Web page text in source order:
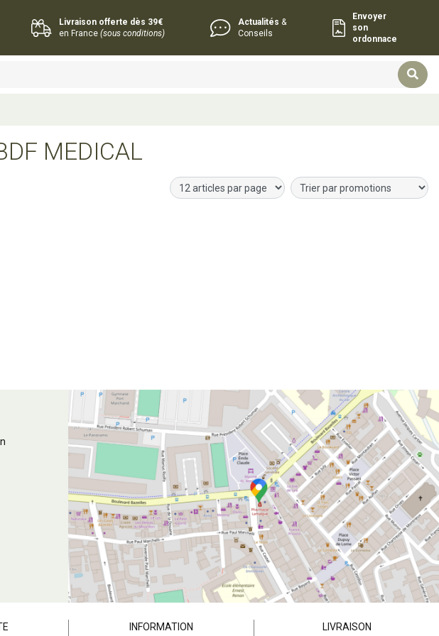
Livraison offerte dès 39€
en France(sous conditions)
Actualités &
Conseils
Envoyer
son
ordonnace
MEDICAL
INFORMATION LIVRAISON